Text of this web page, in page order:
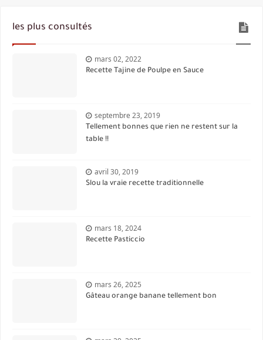
les plus consultés
mars 02, 2022
Recette Tajine de Poulpe en Sauce
septembre 23, 2019
Tellement bonnes que rien ne restent sur la
table !!
avril 30, 2019
Slou la vraie recette traditionnelle
mars 18, 2024
Recette Pasticcio
mars 26, 2025
Gâteau orange banane tellement bon